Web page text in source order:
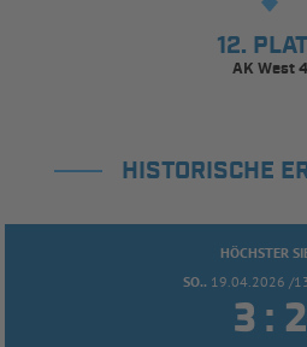
12.
AK West 4
HISTORISCHE
HÖCHSTER
SO.. 19.04.2026 /
 : 